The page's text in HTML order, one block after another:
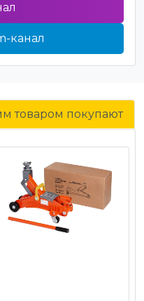
канал
товаром покупают